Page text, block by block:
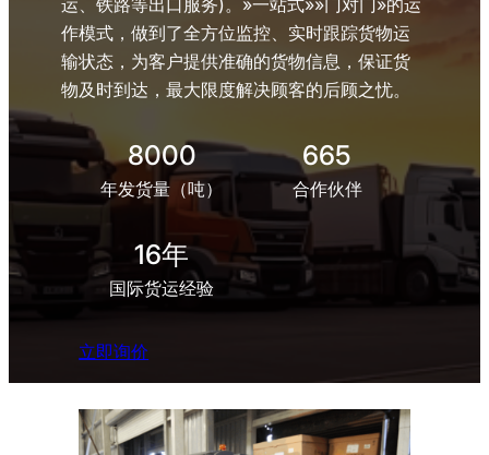
作模式，做到了全方位监控、实时跟踪货物运
输状态，为客户提供准确的货物信息，保证货
物及时到达，最大限度解决顾客的后顾之忧。
8000
年发货量（吨）
665
合作伙伴
16年
国际货运经验
立即询价